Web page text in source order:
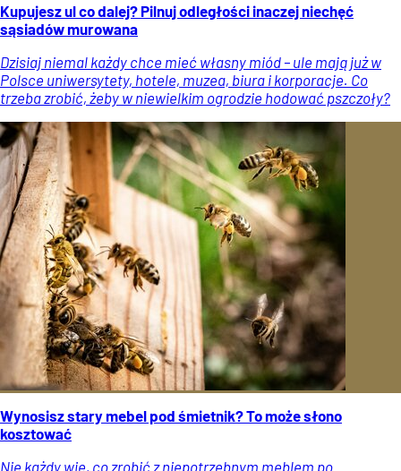
Kupujesz ul co dalej? Pilnuj odległości inaczej niechęć
sąsiadów murowana
Dzisiaj niemal każdy chce mieć własny miód – ule mają już w
Polsce uniwersytety, hotele, muzea, biura i korporacje. Co
trzeba zrobić, żeby w niewielkim ogrodzie hodować pszczoły?
Wynosisz stary mebel pod śmietnik? To może słono
kosztować
Nie każdy wie, co zrobić z niepotrzebnym meblem po